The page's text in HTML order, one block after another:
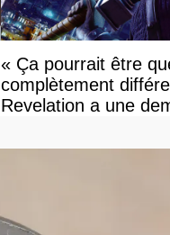
« Ça pourrait être
complètement
Revelation a une